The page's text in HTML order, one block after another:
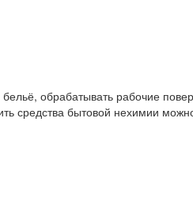
обрабатывать рабочие
средства бытовой нехимии